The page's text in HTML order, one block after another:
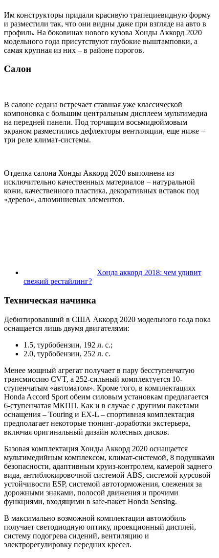
Им конструкторы придали красивую трапециевидную форму
и разместили так, что они видны даже при взгляде на авто в
профиль. На боковинах нового кузова Хонды Аккорд 2020
модельного года присутствуют глубокие выштамповки, а
самая крупная из них – в районе порогов.
Салон
В салоне седана встречает ставшая уже классической
компоновка с большим центральным дисплеем мультимедиа
на передней панели. Под торчащим восьмидюймовым
экраном разместились дефлекторы вентиляции, еще ниже –
три реле климат-системы.
Отделка салона Хонды Аккорд 2020 выполнена из
исключительно качественных материалов – натуральной
кожи, качественного пластика, декоративных вставок под
«дерево», алюминиевых элементов.
Хонда аккорд 2018: чем удивит
свежий рестайлинг?
Техническая начинка
Дебютировавший в США Аккорд 2020 модельного года пока
оснащается лишь двумя двигателями:
1.5, турбобензин, 192 л. с.;
2.0, турбобензин, 252 л. с.
Менее мощный агрегат получает в пару бесступенчатую
трансмиссию CVT, а 252-сильный комплектуется 10-
ступенчатым «автоматом». Кроме того, в комплектациях
Honda Accord Sport обеим силовым установкам предлагается
6-ступенчатая МКПП. Как и в случае с другими пакетами
оснащения – Touring и EX-L – спортивная комплектация
предполагает некоторые тюнинг-доработки экстерьера,
включая оригинальный дизайн колесных дисков.
Базовая комплектация Хонды Аккорд 2020 оснащается
мультимедийным комплексом, климат-системой, 8 подушками
безопасности, адаптивным круиз-контролем, камерой заднего
вида, антиблокировочной системой ABS, системой курсовой
устойчивости ESP, системой автоторможения, слежения за
дорожными знаками, полосой движения и прочими
функциями, входящими в safe-пакет Honda Sensing.
В максимально возможной комплектации автомобиль
получает светодиодную оптику, проекционный дисплей,
систему подогрева сидений, вентиляцию и
электрорегулировку передних кресел.